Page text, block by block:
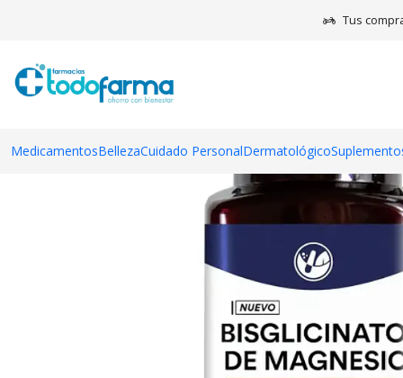
MedicamentosBellezaCuidado PersonalDermatológico
TusInicio